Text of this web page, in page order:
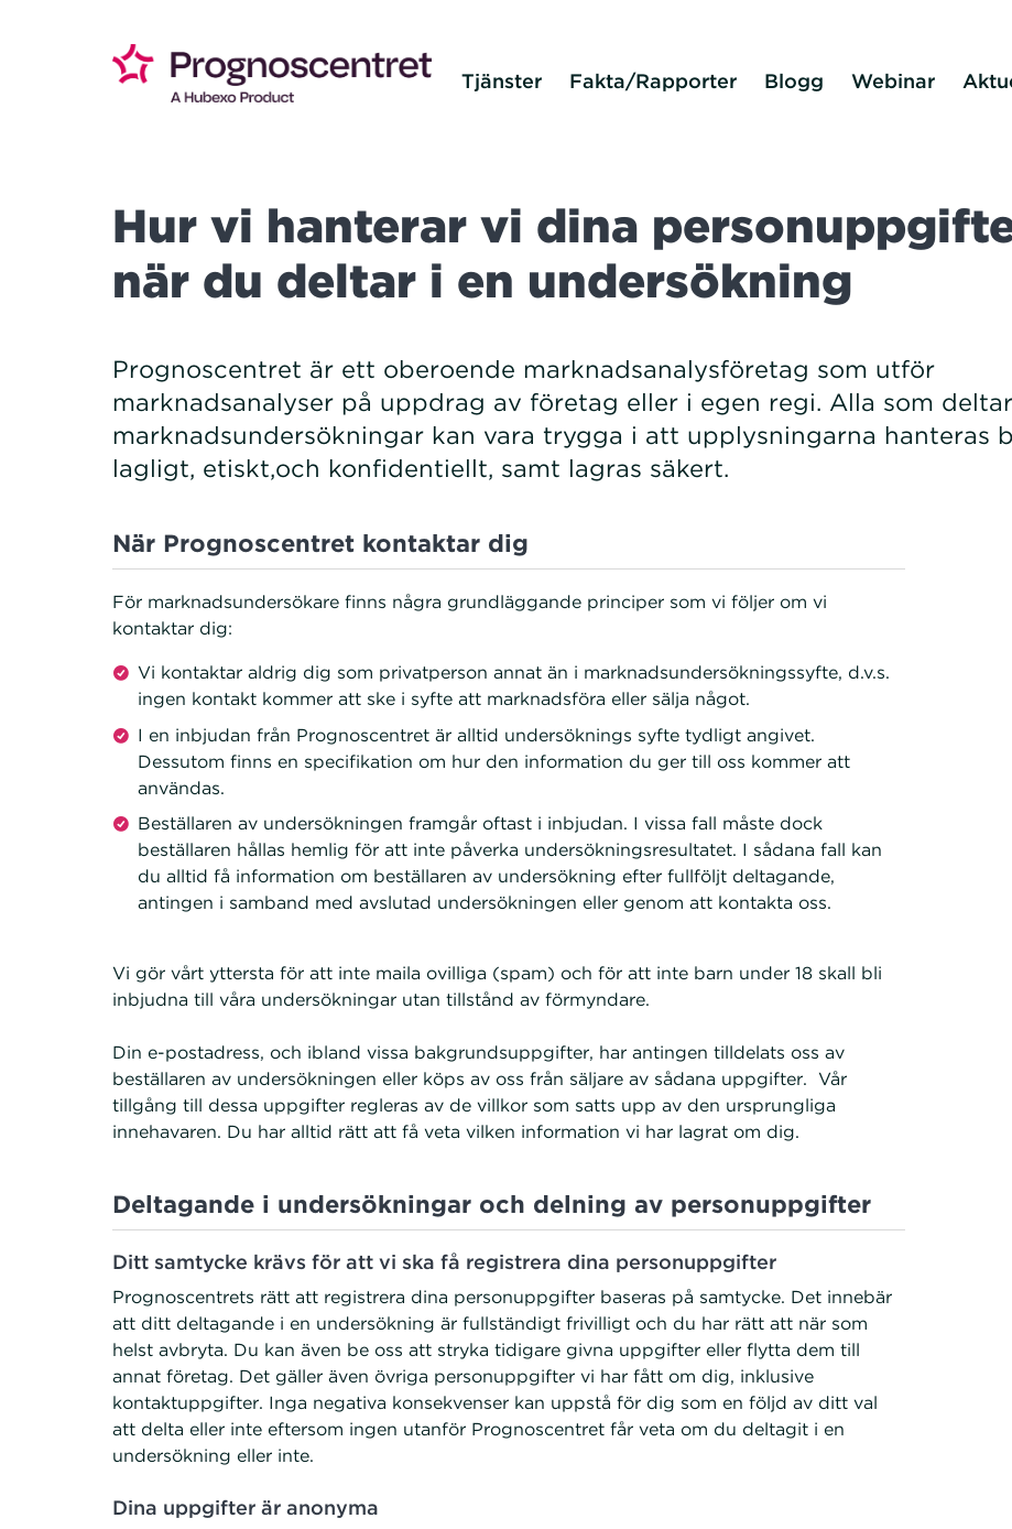
Tjänster Fakta/Rapporter Blogg Webinar
Hur vi hanterar vi dina
när du deltar i en undersökning
Prognoscentret är ett oberoende marknadsanalysföretag som utför
marknadsanalyser på uppdrag av företag eller i egen regi. Alla som
marknadsundersökningar kan vara trygga i att upplysningarna hanteras
lagligt, etiskt,och konfidentiellt, samt lagras säkert.
När Prognoscentret kontaktar dig
För marknadsundersökare finns några grundläggande principer som vi följer om vi
kontaktar dig:
Vi kontaktar aldrig dig som privatperson annat än i marknadsundersökningssyfte, d.v.s.
ingen kontakt kommer att ske i syfte att marknadsföra eller sälja något.
I en inbjudan från Prognoscentret är alltid undersöknings syfte tydligt angivet.
Dessutom finns en specifikation om hur den information du ger till oss kommer att
användas.
Beställaren av undersökningen framgår oftast i inbjudan. I vissa fall måste dock
beställaren hållas hemlig för att inte påverka undersökningsresultatet. I sådana fall kan
du alltid få information om beställaren av undersökning efter fullföljt deltagande,
antingen i samband med avslutad undersökningen eller genom att kontakta oss.
Vi gör vårt yttersta för att inte maila ovilliga (spam) och för att inte barn under 18 skall bli
inbjudna till våra undersökningar utan tillstånd av förmyndare.
Din e-postadress, och ibland vissa bakgrundsuppgifter, har antingen tilldelats oss av
beställaren av undersökningen eller köps av oss från säljare av sådana uppgifter. Vår
tillgång till dessa uppgifter regleras av de villkor som satts upp av den ursprungliga
innehavaren. Du har alltid rätt att få veta vilken information vi har lagrat om dig.
Deltagande i undersökningar och delning av personuppgifter
Ditt samtycke krävs för att vi ska få registrera dina personuppgifter
Prognoscentrets rätt att registrera dina personuppgifter baseras på samtycke. Det innebär
att ditt deltagande i en undersökning är fullständigt frivilligt och du har rätt att när som
helst avbryta. Du kan även be oss att stryka tidigare givna uppgifter eller flytta dem till
annat företag. Det gäller även övriga personuppgifter vi har fått om dig, inklusive
kontaktuppgifter. Inga negativa konsekvenser kan uppstå för dig som en följd av ditt val
att delta eller inte eftersom ingen utanför Prognoscentret får veta om du deltagit i en
undersökning eller inte.
Dina uppgifter är anonyma